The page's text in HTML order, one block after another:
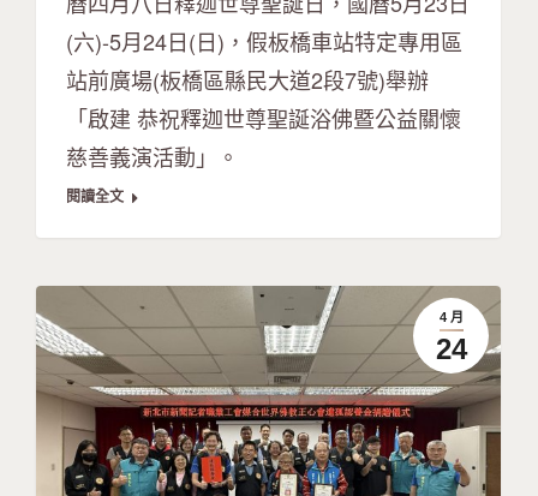
(六)-5月24日(日)，假板橋車站特定專用區
站前廣場(板橋區縣民大道2段7號)舉辦
「啟建 恭祝釋迦世尊聖誕浴佛暨公益關懷
慈善義演活動」。
閱讀全文
4 月
24